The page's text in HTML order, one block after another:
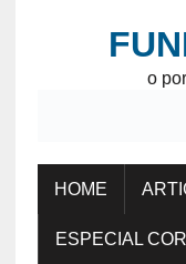
o
HOME
ESPECIAL